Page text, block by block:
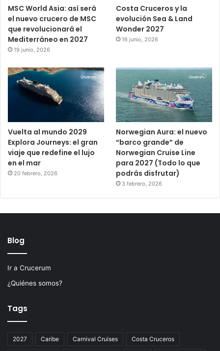
MSC World Asia: así será
el nuevo crucero de MSC
que revolucionará el
Mediterráneo en 2027
19 junio, 2026
Costa Cruceros y la
evolución Sea & Land
Wonder 2027
16 junio, 2026
Vuelta al mundo 2029
Explora Journeys: el gran
viaje que redefine el lujo
en el mar
20 febrero, 2026
Norwegian Aura: el nuevo
“barco grande” de
Norwegian Cruise Line
para 2027 (Todo lo que
podrás disfrutar)
3 febrero, 2026
Blog
Ir a Crucerum
¿Quiénes somos?
Tags
2027 Caribe Carnival Cruises Costa Cruceros